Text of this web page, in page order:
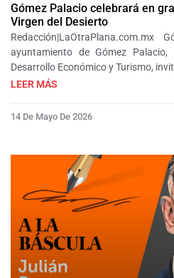
Gómez Palacio celebrará en
Virgen del Desierto
Redacción|LaOtraPlana.com.mx
ayuntamiento de Gómez
Desarrollo Económico y Turismo,
LEER MÁS
14 De Mayo De 2026